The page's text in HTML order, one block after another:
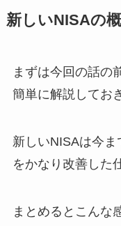
新しいNISAの
まずは今回の話の
簡単に解説してお
新しいNISAは今
をかなり改善した
まとめるとこんな